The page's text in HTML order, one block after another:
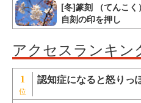
[冬]篆刻 （てんこ
自刻の印を押し
アクセスランキン
1 認知症になると怒りっ